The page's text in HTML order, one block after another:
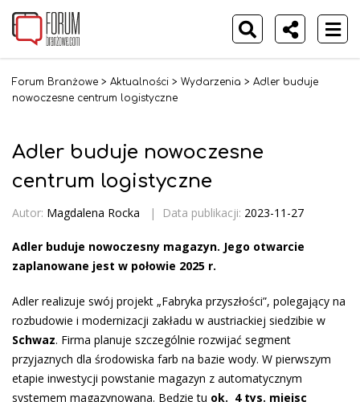
Forum Branżowe > Aktualności > Wydarzenia > Adler buduje
nowoczesne centrum logistyczne
Adler buduje nowoczesne
centrum logistyczne
Autor: Magdalena Rocka | Data publikacji: 2023-11-27
Adler buduje nowoczesny magazyn. Jego otwarcie
zaplanowane jest w połowie 2025 r.
Adler realizuje swój projekt „Fabryka przyszłości”, polegający na
rozbudowie i modernizacji zakładu w austriackiej siedzibie w
Schwaz. Firma planuje szczególnie rozwijać segment
przyjaznych dla środowiska farb na bazie wody. W pierwszym
etapie inwestycji powstanie magazyn z automatycznym
systemem magazynowana. Będzie tu ok. 4 tys. miejsc